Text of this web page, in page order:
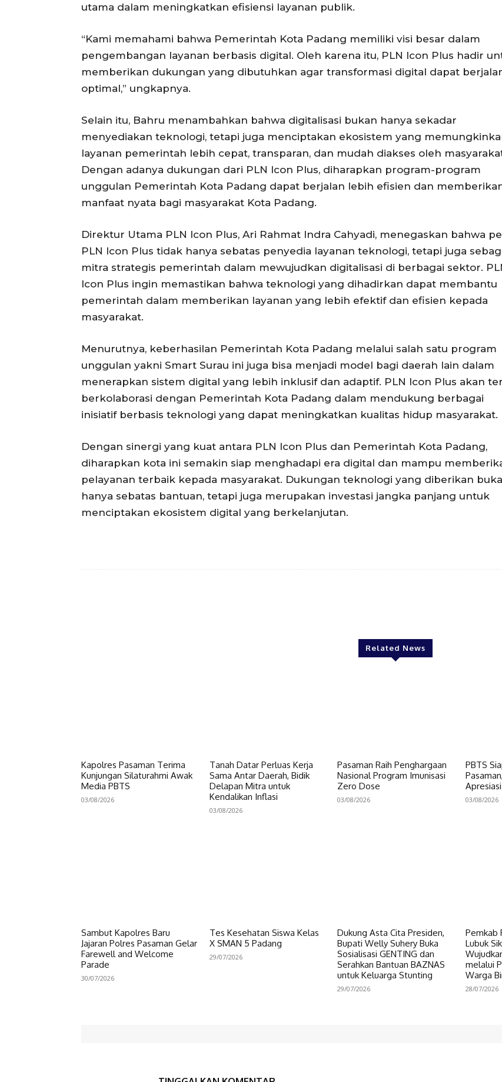
utama dalam meningkatkan efisiensi layanan publik.
“Kami memahami bahwa Pemerintah Kota Padang memiliki visi besar dalam
pengembangan layanan berbasis digital. Oleh karena itu, PLN Icon Plus hadir
memberikan dukungan yang dibutuhkan agar transformasi digital dapat
optimal,” ungkapnya.
Selain itu, Bahru menambahkan bahwa digitalisasi bukan hanya sekadar
menyediakan teknologi, tetapi juga menciptakan ekosistem yang
layanan pemerintah lebih cepat, transparan, dan mudah diakses oleh
Dengan adanya dukungan dari PLN Icon Plus, diharapkan program-program
unggulan Pemerintah Kota Padang dapat berjalan lebih efisien dan
manfaat nyata bagi masyarakat Kota Padang.
Direktur Utama PLN Icon Plus, Ari Rahmat Indra Cahyadi, menegaskan bahwa
PLN Icon Plus tidak hanya sebatas penyedia layanan teknologi, tetapi juga
mitra strategis pemerintah dalam mewujudkan digitalisasi di berbagai sektor.
Icon Plus ingin memastikan bahwa teknologi yang dihadirkan dapat membantu
pemerintah dalam memberikan layanan yang lebih efektif dan efisien kepada
masyarakat.
Menurutnya, keberhasilan Pemerintah Kota Padang melalui salah satu program
unggulan yakni Smart Surau ini juga bisa menjadi model bagi daerah lain dalam
menerapkan sistem digital yang lebih inklusif dan adaptif. PLN Icon Plus akan
berkolaborasi dengan Pemerintah Kota Padang dalam mendukung berbagai
inisiatif berbasis teknologi yang dapat meningkatkan kualitas hidup masyarakat.
Dengan sinergi yang kuat antara PLN Icon Plus dan Pemerintah Kota Padang,
diharapkan kota ini semakin siap menghadapi era digital dan mampu
pelayanan terbaik kepada masyarakat. Dukungan teknologi yang diberikan
hanya sebatas bantuan, tetapi juga merupakan investasi jangka panjang untuk
menciptakan ekosistem digital yang berkelanjutan.
Related News
Kapolres Pasaman Terima
Kunjungan Silaturahmi Awak
Media PBTS
03/08/2026
Tanah Datar Perluas Kerja
Sama Antar Daerah, Bidik
Delapan Mitra untuk
Kendalikan Inflasi
03/08/2026
Pasaman Raih Penghargaan
Nasional Program Imunisasi
Zero Dose
03/08/2026
PBTS
Apresiasi
03/08/2026
Sambut Kapolres Baru
Jajaran Polres Pasaman Gelar
Farewell and Welcome
Parade
30/07/2026
Tes Kesehatan Siswa Kelas
X SMAN 5 Padang
29/07/2026
Dukung Asta Cita Presiden,
Bupati Welly Suhery Buka
Sosialisasi GENTING dan
Serahkan Bantuan BAZNAS
untuk Keluarga Stunting
29/07/2026
Pemkab
Lubuk
melalui
Warga
28/07/2026